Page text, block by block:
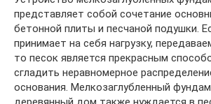
представляет собой сочетание
бетонной плиты и песчаной подушки.
принимает на себя нагрузку,
то песок является прекрасным
сгладить неравномерное
основания. Мелкозаглубленный